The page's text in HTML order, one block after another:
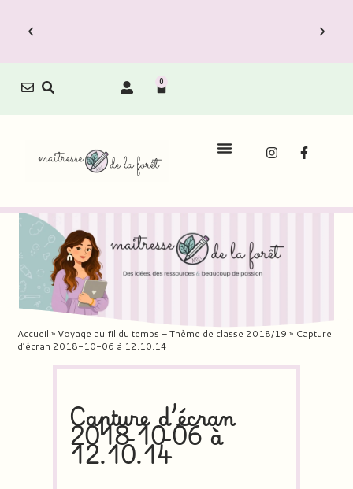
0
Accueil » Voyage au fil du temps – Thème de classe 2018/19 » Capture
d’écran 2018-10-06 à 12.10.14
Capture d’écran
2018-10-06 à
12.10.14